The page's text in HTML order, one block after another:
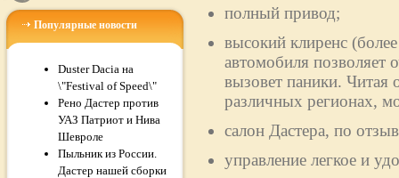
Популярные новости
Duster Dacia на
\"Festival of Speed\"
Рено Дастер против
УАЗ Патриот и Нива
Шевроле
Пыльник из России.
Дастер нашей сборки
полный привод;
высокий клиренс
автомобиля позволяет
вызовет паники. Читая
различных регионах,
салон Дастера, по
управление легкое и